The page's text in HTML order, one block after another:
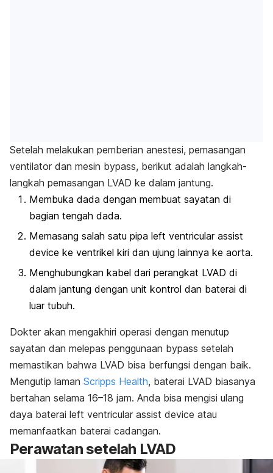
Setelah melakukan pemberian anestesi, pemasangan
ventilator dan mesin bypass, berikut adalah langkah-
langkah pemasangan LVAD ke dalam jantung.
Membuka dada dengan membuat sayatan di
bagian tengah dada.
Memasang salah satu pipa left ventricular assist
device ke ventrikel kiri dan ujung lainnya ke aorta.
Menghubungkan kabel dari perangkat LVAD di
dalam jantung dengan unit kontrol dan baterai di
luar tubuh.
Dokter akan mengakhiri operasi dengan menutup
sayatan dan melepas penggunaan bypass setelah
memastikan bahwa LVAD bisa berfungsi dengan baik.
Mengutip laman Scripps Health, baterai LVAD biasanya
bertahan selama 16–18 jam. Anda bisa mengisi ulang
daya baterai left ventricular assist device atau
memanfaatkan baterai cadangan.
Perawatan setelah LVAD